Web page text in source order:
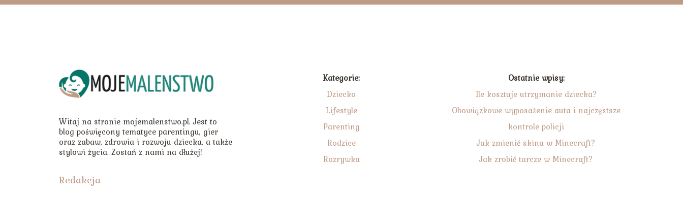
Witaj na stronie mojemalenstwo.pl. Jest to
blog poświęcony tematyce parentingu, gier
oraz zabaw, zdrowia i rozwoju dziecka, a także
stylowi życia. Zostań z nami na dłużej!
Redakcja
Kategorie:
Dziecko
Lifestyle
Parenting
Rodzice
Rozrywka
Ostatnie wpisy:
Ile kosztuje utrzymanie dziecka?
Obowiązkowe wyposażenie auta i najczęstsze
kontrole policji
Jak zmienić skina w Minecraft?
Jak zrobić tarcze w Minecraft?